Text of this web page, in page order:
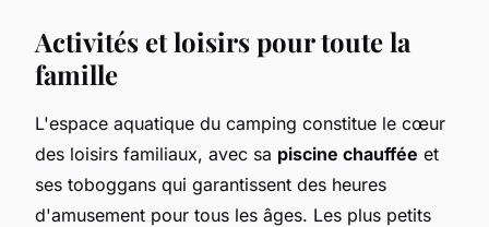
Activités et loisirs pour toute la
famille
L'espace aquatique du camping constitue le cœur
des loisirs familiaux, avec sa piscine chauffée et
ses toboggans qui garantissent des heures
d'amusement pour tous les âges. Les plus petits